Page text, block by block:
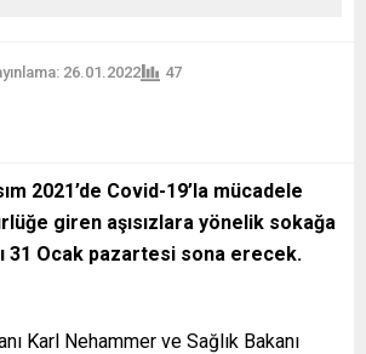
26.01.2022 47
2021’de Covid-19’la mücadele
giren aşısızlara yönelik sokağa
31 Ocak pazartesi sona erecek.
Karl Nehammer ve Sağlık Bakanı